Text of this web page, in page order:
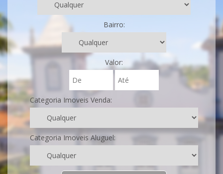
Bairro:
Valor:
Categoria Imoveis Venda:
Categoria Imoveis Aluguel: